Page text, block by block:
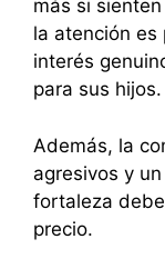
más si
la atención es
interés
para sus hijos.
Además, la
agresivos y
fortaleza
precio.